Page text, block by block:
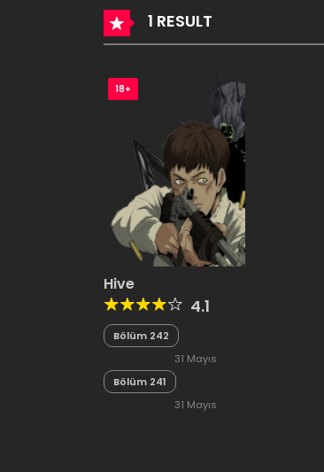
1 RESULT
18+
Hive
4.1
Bölüm 242
31 Mayıs
2020
Bölüm 241
31 Mayıs